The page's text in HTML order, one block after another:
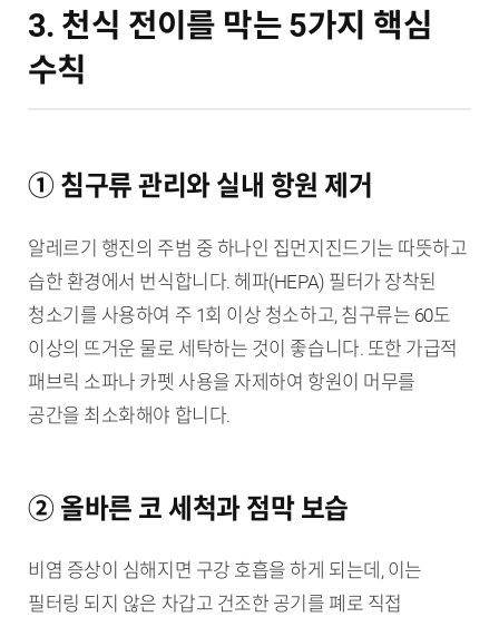
3. 천식 전이를 막는 5가지 핵심
수칙
① 침구류 관리와 실내 항원 제거
알레르기 행진의 주범 중 하나인 집먼지진드기는 따뜻하고
습한 환경에서 번식합니다. 헤파(HEPA) 필터가 장착된
청소기를 사용하여 주 1회 이상 청소하고, 침구류는 60도
이상의 뜨거운 물로 세탁하는 것이 좋습니다. 또한 가급적
패브릭 소파나 카펫 사용을 자제하여 항원이 머무를
공간을 최소화해야 합니다.
② 올바른 코 세척과 점막 보습
비염 증상이 심해지면 구강 호흡을 하게 되는데, 이는
필터링 되지 않은 차갑고 건조한 공기를 폐로 직접